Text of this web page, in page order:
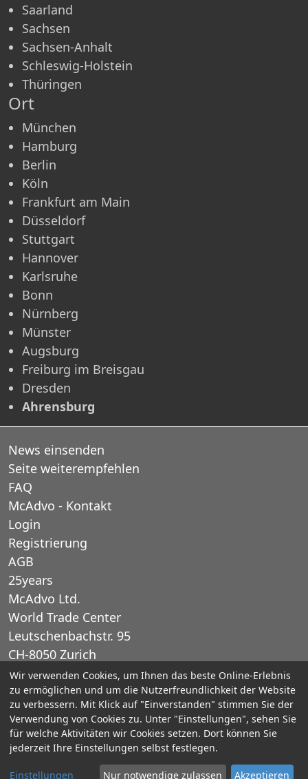
Saarland
Sachsen
Sachsen-Anhalt
Schleswig-Holstein
Thüringen
Ort
München
Hamburg
Berlin
Köln
Frankfurt am Main
Düsseldorf
Stuttgart
Hannover
Karlsruhe
Bonn
Nürnberg
Münster
Augsburg
Freiburg im Breisgau
Dresden
Ahrensburg
News einsenden
Seite weiterempfehlen
FAQ
McAdvo - Kontakt
Login
Registrierung
AGB
25years
McAdvo Ltd.
World Trade Center
Leutschenbachstr. 95
CH-8050 Zurich
Schweiz
E-Mail: office@mcadvo.com
© 2005-2025 McAdvo Ltd.
Datenschutz
Barrierefreiheit
Wir verwenden Cookies, um Ihnen das beste Online-Erlebnis
zu ermöglichen und um die Nutzerfreundlichkeit der Website
zu verbessern. Mit Klick auf "Einverstanden" stimmen Sie der
Verwendung von Cookies zu. Unter "Einstellungen", sehen Sie
für welche Aktivitäten wir Cookies setzen. Dort können Sie
jederzeit Ihre Einstellungen selbst festlegen.
Einstellungen Nur notwendige zulassen Akzeptieren